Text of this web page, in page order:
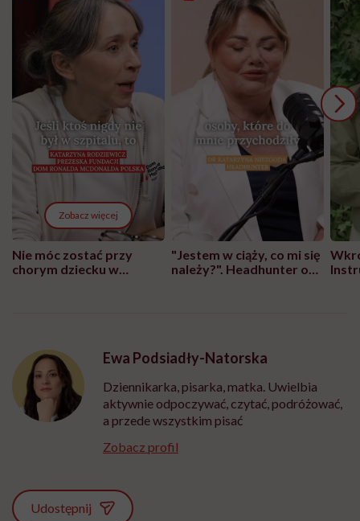
Zobacz więcej
Nie móc zostać przy
chorym dziecku w
"Jestem w ciąży, co mi się
należy?". Headhunter o
Ewa Podsiadły-Natorska
Dziennikarka, pisarka, matka. Uwielbia
aktywnie odpoczywać, czytać, podróżować,
a przede wszystkim pisać
Zobacz profil
Udostępnij